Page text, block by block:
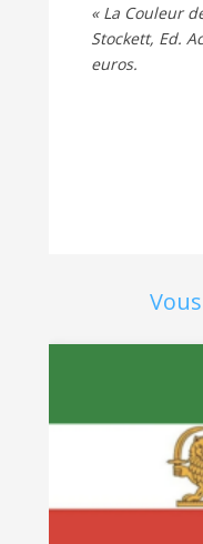
« La Couleur
Stockett, Ed.
euros.